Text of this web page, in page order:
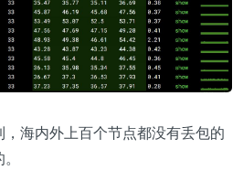
海内外上百个节点都没有丢包的